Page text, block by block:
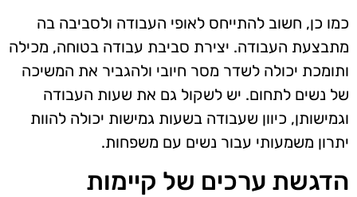
כמו כן, חשוב להתייחס לאופי העבודה ולסביבה בה
מתבצעת העבודה. יצירת סביבת עבודה בטוחה, מכילה
ותומכת יכולה לשדר מסר חיובי ולהגביר את המשיכה
של נשים לתחום. יש לשקול גם את שעות העבודה
וגמישותן, כיוון שעבודה בשעות גמישות יכולה להוות
יתרון משמעותי עבור נשים עם משפחות.
הדגשת ערכים של קיימות